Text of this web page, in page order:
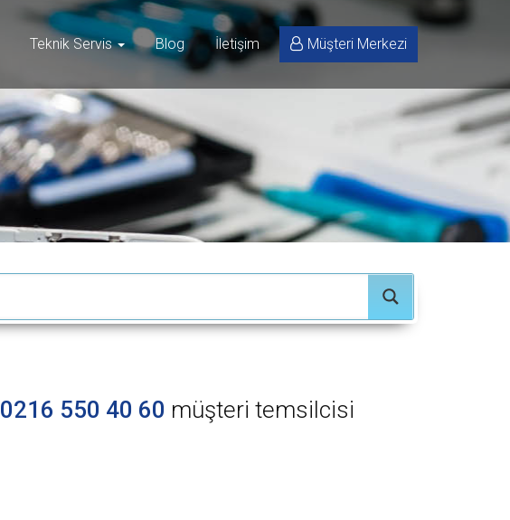
Teknik Servis Blog İletişim Müşteri Merkezi
0216 550 40 60 müşteri temsilcisi